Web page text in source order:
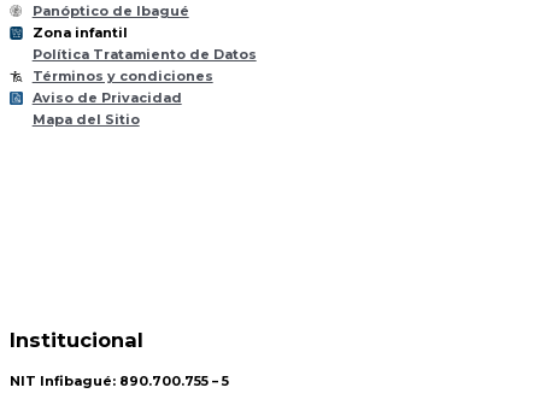
Panóptico de Ibagué
til
Zona infantil
Política Tratamiento de Datos
Términos y condiciones
Aviso de Privacidad
Mapa del Sitio
Institucional
NIT Infibagué: 890.700.755 – 5